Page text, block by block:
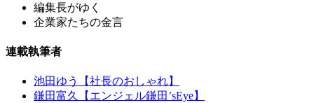
編集長がゆく
企業家たちの金言
連載執筆者
池田ゆう【社長のおしゃれ】
鎌田富久【エンジェル鎌田’sEye】